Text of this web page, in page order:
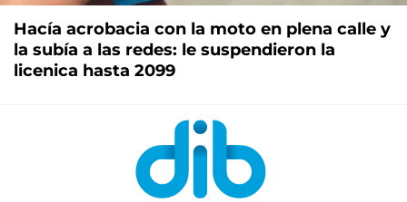
Hacía acrobacia con la moto en plena calle y
la subía a las redes: le suspendieron la
licenica hasta 2099